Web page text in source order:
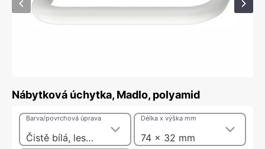
Nábytková úchytka, Madlo, polyamid
Čistě bílá, lesklé
Barva/povrchová úprava
74 x 32 mm
Délka x výška mm